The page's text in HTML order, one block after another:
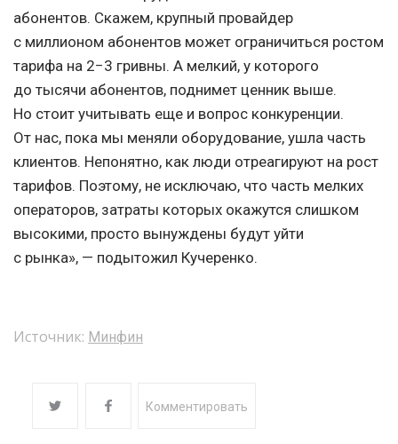
абонентов. Скажем, крупный провайдер
с миллионом абонентов может ограничиться ростом
тарифа на 2−3 гривны. А мелкий, у которого
до тысячи абонентов, поднимет ценник выше.
Но стоит учитывать еще и вопрос конкуренции.
От нас, пока мы меняли оборудование, ушла часть
клиентов. Непонятно, как люди отреагируют на рост
тарифов. Поэтому, не исключаю, что часть мелких
операторов, затраты которых окажутся слишком
высокими, просто вынуждены будут уйти
с рынка», — подытожил Кучеренко.
Источник: Минфин
Комментировать